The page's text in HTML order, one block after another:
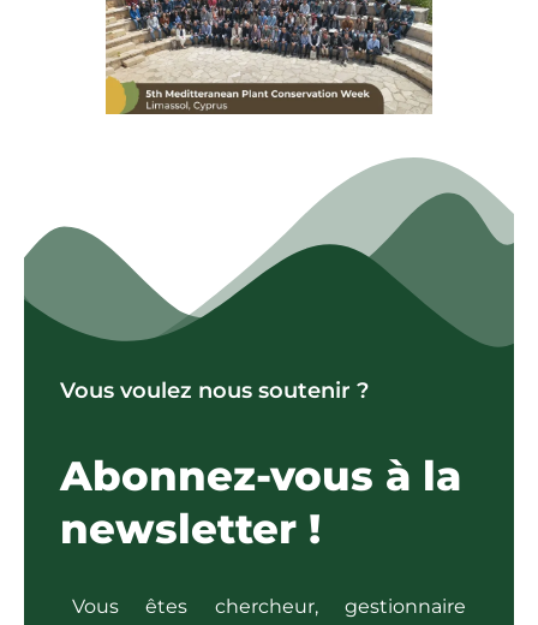
Vous voulez nous soutenir ?
Abonnez-vous à la
newsletter !
Vous êtes chercheur, gestionnaire